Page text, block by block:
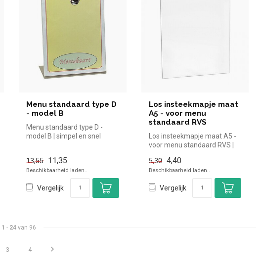
Menu standaard type D
- model B
Menu standaard type D -
model B | simpel en snel
13,55 11,35
Beschikbaarheid laden..
Vergelijk
Los insteekmapje maat
A5 - voor menu
standaard RVS
Los insteekmapje maat A5 -
voor menu standaard RVS |
5,30 4,40
Beschikbaarheid laden..
Vergelijk
1 - 24 van 96
3 4